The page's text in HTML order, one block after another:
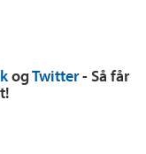
ogTwitter- Så får